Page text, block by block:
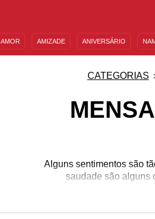
AMOR AMIZADE ANIVERSÁRIO
CATEGORIAS
Alguns sentimentos são
saudade são alguns
decepcionando nossas
com essas